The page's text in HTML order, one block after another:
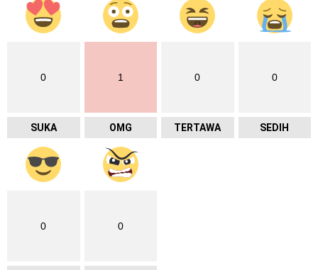
0
SUKA
1
OMG
0
TERTAWA
0
SEDIH
0 0